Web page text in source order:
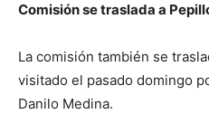
Comisión se traslada a
La comisión también se
visitado el pasado domingo
Danilo Medina.